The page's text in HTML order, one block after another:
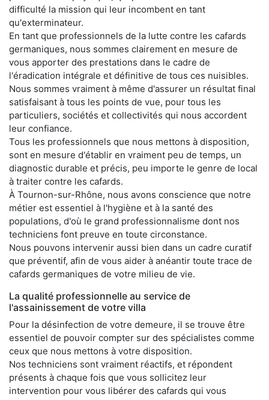
difficulté la mission qui leur incombent en tant
qu'exterminateur.
En tant que professionnels de la lutte contre les cafards
germaniques, nous sommes clairement en mesure de
vous apporter des prestations dans le cadre de
l'éradication intégrale et définitive de tous ces nuisibles.
Nous sommes vraiment à même d'assurer un résultat final
satisfaisant à tous les points de vue, pour tous les
particuliers, sociétés et collectivités qui nous accordent
leur confiance.
Tous les professionnels que nous mettons à disposition,
sont en mesure d'établir en vraiment peu de temps, un
diagnostic durable et précis, peu importe le genre de local
à traiter contre les cafards.
À Tournon-sur-Rhône, nous avons conscience que notre
métier est essentiel à l'hygiène et à la santé des
populations, d'où le grand professionnalisme dont nos
techniciens font preuve en toute circonstance.
Nous pouvons intervenir aussi bien dans un cadre curatif
que préventif, afin de vous aider à anéantir toute trace de
cafards germaniques de votre milieu de vie.
La qualité professionnelle au service de
l'assainissement de votre villa
Pour la désinfection de votre demeure, il se trouve être
essentiel de pouvoir compter sur des spécialistes comme
ceux que nous mettons à votre disposition.
Nos techniciens sont vraiment réactifs, et répondent
présents à chaque fois que vous sollicitez leur
intervention pour vous libérer des cafards qui vous